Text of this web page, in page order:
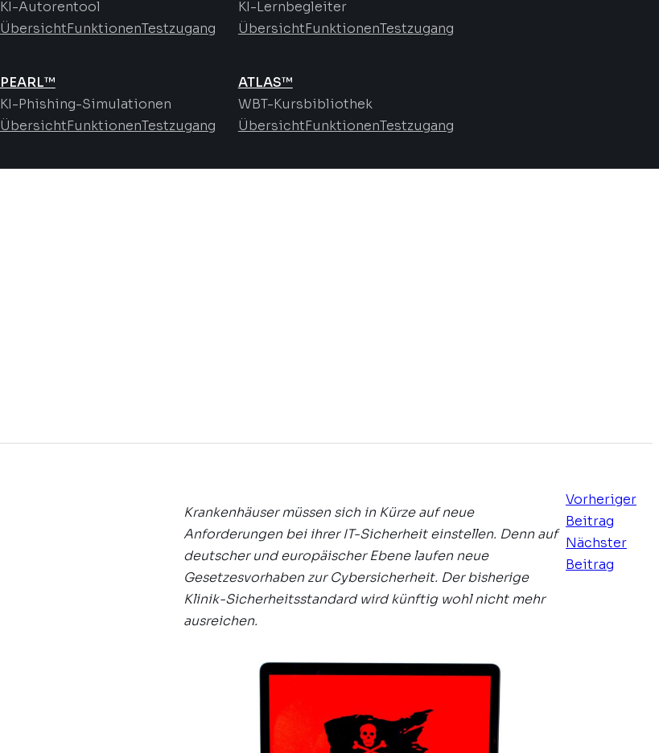
KI-Autorentool
ÜbersichtFunktionenTestzugang
KI-Lernbegleiter
ÜbersichtFunktionenTestzugang
PEARL™
KI-Phishing-Simulationen
ÜbersichtFunktionenTestzugang
ATLAS™
WBT-Kursbibliothek
ÜbersichtFunktionenTestzugang
Krankenhäuser müssen sich in Kürze auf neue
Anforderungen bei ihrer IT-Sicherheit einstellen. Denn auf
deutscher und europäischer Ebene laufen neue
Gesetzesvorhaben zur Cybersicherheit. Der bisherige
Klinik-Sicherheitsstandard wird künftig wohl nicht mehr
ausreichen.
Vorheriger
Beitrag
Nächster
Beitrag